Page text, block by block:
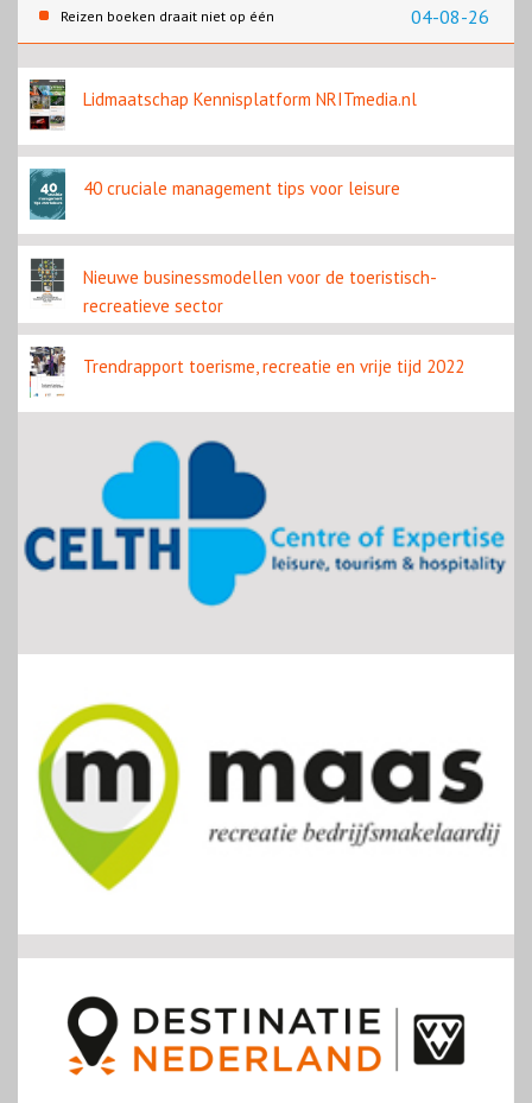
slaapplaatsen
04-08-26
Reizen boeken draait niet op één
contentbron
Lidmaatschap Kennisplatform NRITmedia.nl
40 cruciale management tips voor leisure
Nieuwe businessmodellen voor de toeristisch-
recreatieve sector
Trendrapport toerisme, recreatie en vrije tijd 2022